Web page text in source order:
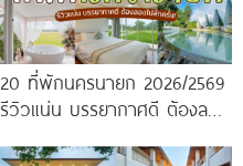
20 ที่พักนครนายก 2026/2569
รีวิวแน่น บรรยากาศดี ต้องลอง